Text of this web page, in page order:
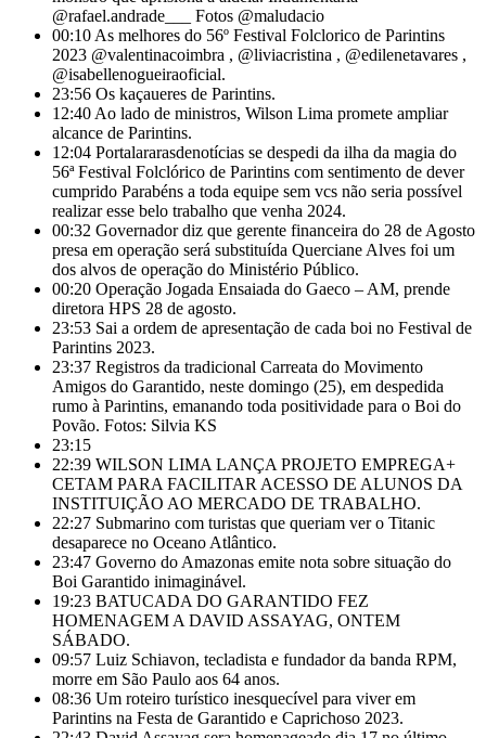
@rafael.andrade___ Fotos @maludacio
00:10 As melhores do 56º Festival Folclorico de Parintins
2023 @valentinacoimbra , @liviacristina , @edilenetavares ,
@isabellenogueiraoficial.
23:56 Os kaçaueres de Parintins.
12:40 Ao lado de ministros, Wilson Lima promete ampliar
alcance de Parintins.
12:04 Portalararasdenotícias se despedi da ilha da magia do
56ª Festival Folclórico de Parintins com sentimento de dever
cumprido Parabéns a toda equipe sem vcs não seria possível
realizar esse belo trabalho que venha 2024.
00:32 Governador diz que gerente financeira do 28 de Agosto
presa em operação será substituída Querciane Alves foi um
dos alvos de operação do Ministério Público.
00:20 Operação Jogada Ensaiada do Gaeco – AM, prende
diretora HPS 28 de agosto.
23:53 Sai a ordem de apresentação de cada boi no Festival de
Parintins 2023.
23:37 Registros da tradicional Carreata do Movimento
Amigos do Garantido, neste domingo (25), em despedida
rumo à Parintins, emanando toda positividade para o Boi do
Povão. Fotos: Silvia KS
23:15
22:39 WILSON LIMA LANÇA PROJETO EMPREGA+
CETAM PARA FACILITAR ACESSO DE ALUNOS DA
INSTITUIÇÃO AO MERCADO DE TRABALHO.
22:27 Submarino com turistas que queriam ver o Titanic
desaparece no Oceano Atlântico.
23:47 Governo do Amazonas emite nota sobre situação do
Boi Garantido inimaginável.
19:23 BATUCADA DO GARANTIDO FEZ
HOMENAGEM A DAVID ASSAYAG, ONTEM
SÁBADO.
09:57 Luiz Schiavon, tecladista e fundador da banda RPM,
morre em São Paulo aos 64 anos.
08:36 Um roteiro turístico inesquecível para viver em
Parintins na Festa de Garantido e Caprichoso 2023.